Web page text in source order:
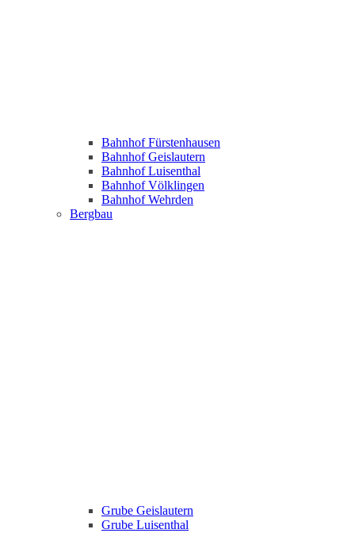
Bahnhof Fürstenhausen
Bahnhof Geislautern
Bahnhof Luisenthal
Bahnhof Völklingen
Bahnhof Wehrden
Bergbau
Grube Geislautern
Grube Luisenthal